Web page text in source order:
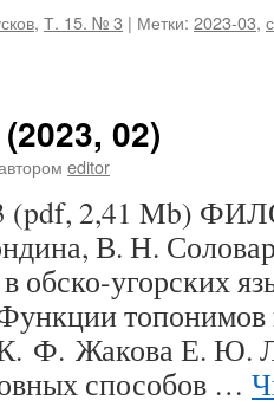
, Т. 15. № 3 | Метки: 2023-03,
02)
editor
(pdf, 2,41 Mb)
В. Н.
обско-угорских
топонимов
К. Ф. Жакова Е. Ю.
способов …